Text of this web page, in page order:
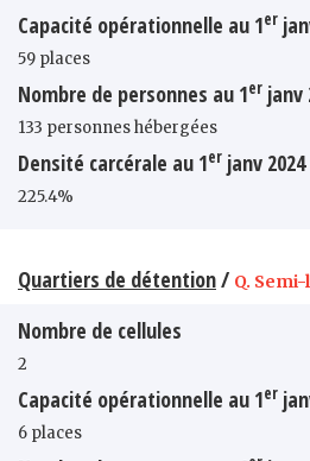
Capacité opérationnelle au 1er
59 places
Nombre de personnes au 1er janv
133 personnes hébergées
Densité carcérale au 1er janv 2024
225.4%
Quartiers de détention/ Q.
Nombre de cellules
2
Capacité opérationnelle au 1er
6 places